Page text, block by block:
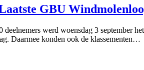
GBU
deelnemers werd woensdag 3 september
Daarmee konden ook de klassementen…